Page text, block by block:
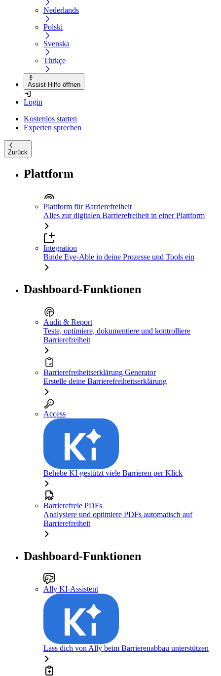
Nederlands
Polski
Svenska
Türkçe
Assist Hilfe öffnen
Login
Kostenlos starten
Experten sprechen
Zurück
Plattform
Plattform für Barrierefreiheit
Alles zur digitalen Barrierefreiheit in einer Plattform
Integration
Binde Eye-Able in deine Prozesse und Tools ein
Dashboard-Funktionen
Audit & Report
Teste, optimiere, dokumentiere und kontrolliere
Barrierefreiheit
Barrierefreiheitserklärung Generator
Erstelle deine Barrierefreiheitserklärung
Access
Behebe KI-gestützt viele Barrieren per Klick
Barrierefreie PDFs
Analysiere und optimiere PDFs automatisch auf
Barrierefreiheit
Dashboard-Funktionen
Ally KI-Assistent
Lass dich von Ally beim Barrierenabbau unterstützen